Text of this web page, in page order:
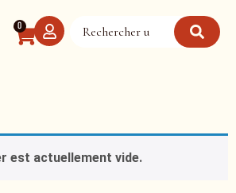
0
est actuellement vide.